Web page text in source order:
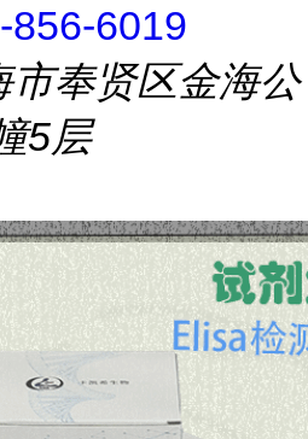
856-6019
市奉贤区金海公
5层